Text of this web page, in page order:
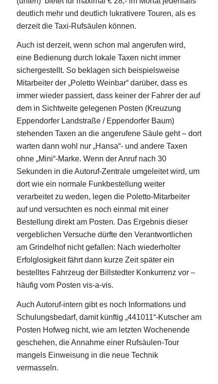
deutlich mehr und deutlich lukrativere Touren, als es
derzeit die Taxi-Rufsäulen können.
Auch ist derzeit, wenn schon mal angerufen wird,
eine Bedienung durch lokale Taxen nicht immer
sichergestellt. So beklagen sich beispielsweise
Mitarbeiter der „Poletto Weinbar“ darüber, dass es
immer wieder passiert, dass keiner der Fahrer der auf
dem in Sichtweite gelegenen Posten (Kreuzung
Eppendorfer Landstraße / Eppendorfer Baum)
stehenden Taxen an die angerufene Säule geht – dort
warten dann wohl nur „Hansa“- und andere Taxen
ohne „Mini“-Marke. Wenn der Anruf nach 30
Sekunden in die Autoruf-Zentrale umgeleitet wird, um
dort wie ein normale Funkbestellung weiter
verarbeitet zu weden, legen die Poletto-Mitarbeiter
auf und versuchten es noch einmal mit einer
Bestellung direkt am Posten. Das Ergebnis dieser
vergeblichen Versuche dürfte den Verantwortlichen
am Grindelhof nicht gefallen: Nach wiederholter
Erfolglosigkeit fährt dann kurze Zeit später ein
bestelltes Fahrzeug der Billstedter Konkurrenz vor –
häufig vom Posten vis-a-vis.
Auch Autoruf-intern gibt es noch Informations und
Schulungsbedarf, damit künftig „441011“-Kutscher am
Posten Hofweg nicht, wie am letzten Wochenende
geschehen, die Annahme einer Rufsäulen-Tour
mangels Einweisung in die neue Technik
vermasseln.